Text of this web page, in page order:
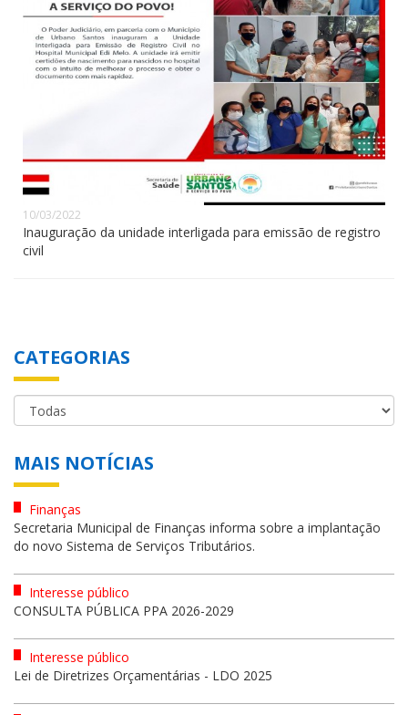
10/03/2022
Inauguração da unidade interligada para emissão de registro
civil
CATEGORIAS
MAIS NOTÍCIAS
Finanças
Secretaria Municipal de Finanças informa sobre a implantação
do novo Sistema de Serviços Tributários.
Interesse público
CONSULTA PÚBLICA PPA 2026-2029
Interesse público
Lei de Diretrizes Orçamentárias - LDO 2025